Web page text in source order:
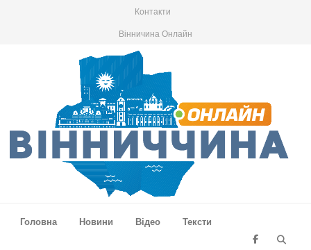
Контакти
Вінничина Онлайн
Головна
Новини Відео Тексти